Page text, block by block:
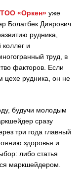
ТОО «Оркен» уже
Болатбек Диярович
рудника,
и
труд, в
факторов. Если
цехе рудника, он не
будучи молодым
сразу
три года главный
здоровья и
либо статья
маркшейдером.